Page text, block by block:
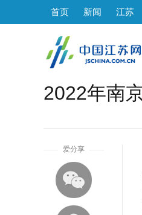
首页 新闻 江苏
2022年南
爱分享